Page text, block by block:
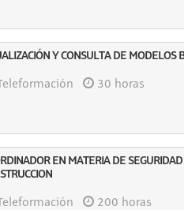
Y CONSULTA DE MODELOS
30 horas
EN MATERIA DE
200 horas